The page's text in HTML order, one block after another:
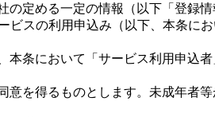
定める一定の情報（以下「登録
スの利用申込み（以下、本条に
条において「サービス利用申込
を得るものとします。未成年者